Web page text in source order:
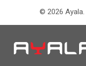
© 2026 Ayala.